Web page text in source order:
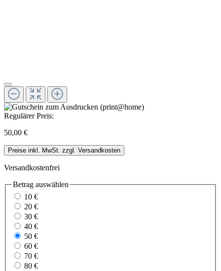
Regulärer Preis:
50,00 €
Preise inkl. MwSt. zzgl. Versandkosten
Versandkostenfrei
Betrag auswählen
10 €
20 €
30 €
40 €
50 €
60 €
70 €
80 €